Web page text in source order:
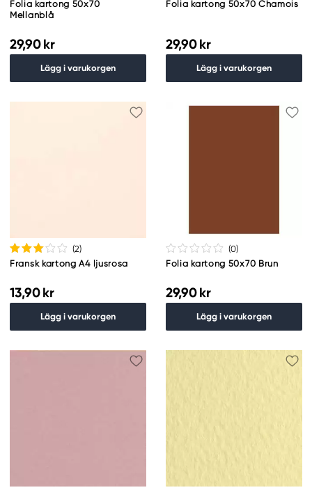
Folia kartong 50x70
Mellanblå
29,90 kr
Lägg i varukorgen
Folia kartong 50x70 Chamois
29,90 kr
Lägg i varukorgen
(2)
Fransk kartong A4 ljusrosa
13,90 kr
Lägg i varukorgen
(0)
Folia kartong 50x70 Brun
29,90 kr
Lägg i varukorgen